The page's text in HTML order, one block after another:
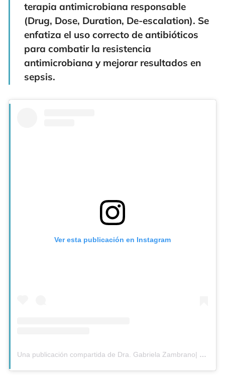
terapia antimicrobiana responsable
(Drug, Dose, Duration, De-escalation). Se
enfatiza el uso correcto de antibióticos
para combatir la resistencia
antimicrobiana y mejorar resultados en
sepsis.
Ver esta publicación en Instagram
Una publicación compartida de Dra. Gabriela Zambrano| Med. Interna | Epi en Infecciosas | Ecu (@dra._gabriela_zambrano)